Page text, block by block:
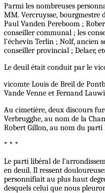
Parmi les nombreuses
MM. Vercruysse, bourgmestre
Paul Vanden Pereboom ;
conseiller communal ; les
l’échevin Terlin ; Nolf, ancien
conseiller provincial ; Delaer,
Le deuil était conduit par le
vicomte Louis de Breil de
Vande Venne et Fernand
Au cimetière, deux discours
Verbrugghe, au nom de la
Robert Gillon, au nom du parti
* * *
Le parti libéral de
en deuil. Il ressent
personnifiait au plus haut
desquels celui que nous